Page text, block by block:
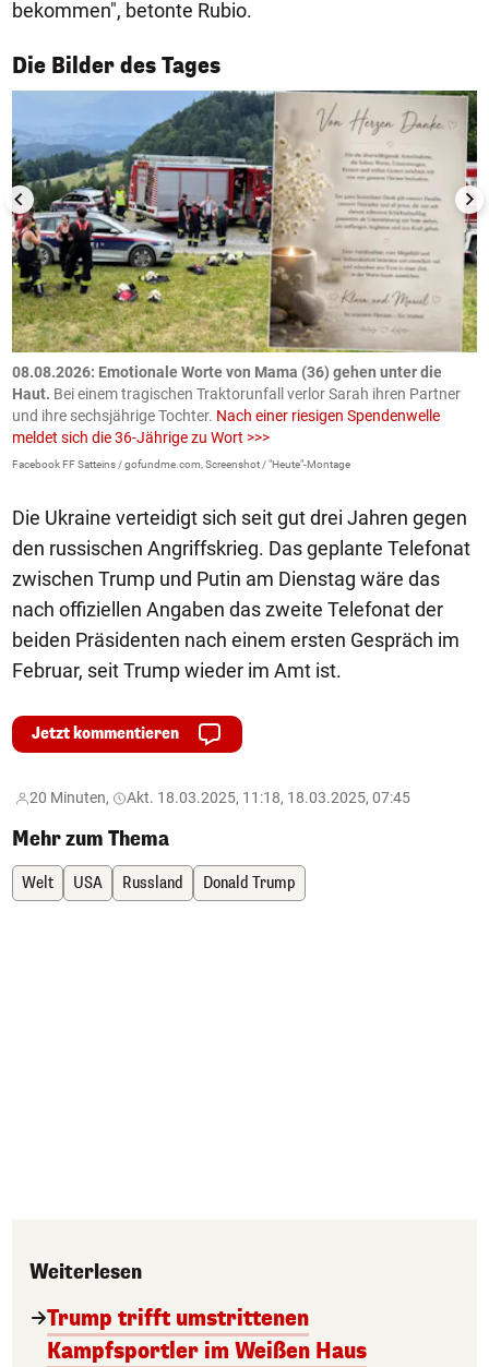
bekommen", betonte Rubio.
Die Bilder des Tages
1/50
08.08.2026: Emotionale Worte von Mama (36) gehen unter die
Haut. Bei einem tragischen Traktorunfall verlor Sarah ihren Partner
und ihre sechsjährige Tochter. Nach einer riesigen Spendenwelle
meldet sich die 36-Jährige zu Wort >>>
Facebook FF Satteins / gofundme.com, Screenshot / "Heute"-Montage
Die Ukraine verteidigt sich seit gut drei Jahren gegen
den russischen Angriffskrieg. Das geplante Telefonat
zwischen Trump und Putin am Dienstag wäre das
nach offiziellen Angaben das zweite Telefonat der
beiden Präsidenten nach einem ersten Gespräch im
Februar, seit Trump wieder im Amt ist.
Jetzt kommentieren
20 Minuten, Akt. 18.03.2025, 11:18, 18.03.2025, 07:45
Mehr zum Thema
Welt USA Russland Donald Trump
Weiterlesen
Trump trifft umstrittenen
Kampfsportler im Weißen Haus